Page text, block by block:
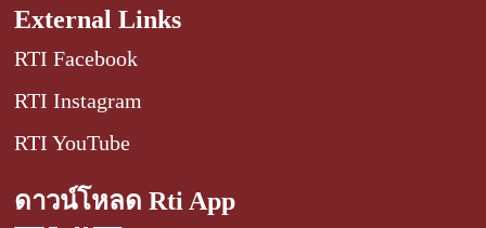
External Links
RTI Facebook
RTI Instagram
RTI YouTube
ดาวน์โหลด Rti App